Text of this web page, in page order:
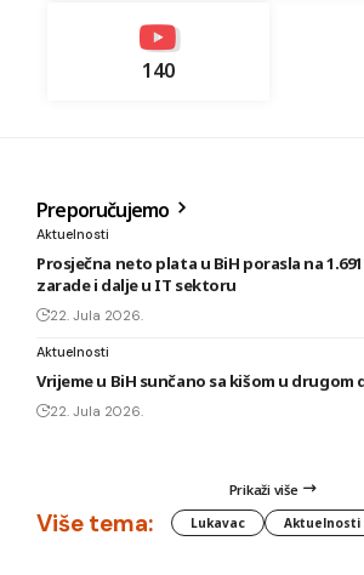
140
Preporučujemo
Aktuelnosti
Prosječna neto plata u BiH porasla na
zarade i dalje u IT sektoru
22. Jula 2026.
Aktuelnosti
Vrijeme u BiH sunčano sa kišom u drugom
22. Jula 2026.
Prikaži više
Više tema: Lukavac Aktuelnosti